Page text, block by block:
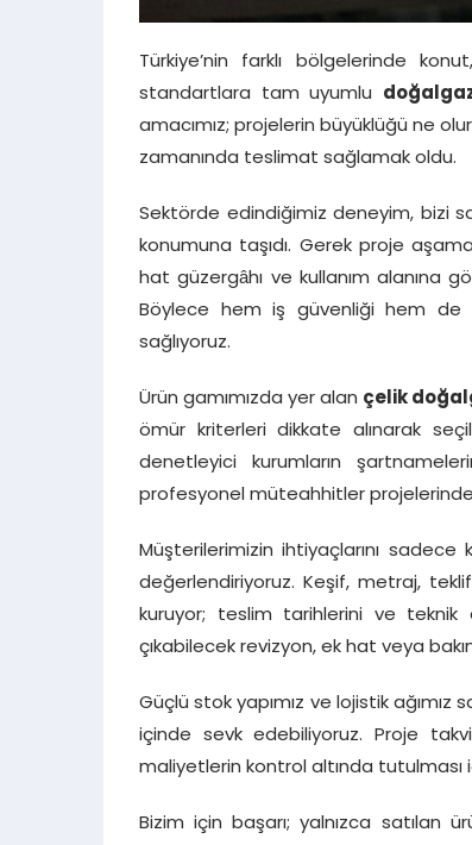
Türkiye’nin farklı bölgelerinde
standartlara tam uyumlu
amacımız; projelerin büyüklüğü ne
zamanında teslimat sağlamak oldu.
Sektörde edindiğimiz deneyim, bizi
konumuna taşıdı. Gerek proje
hat güzergâhı ve kullanım alanına
Böylece hem iş güvenliği hem de
sağlıyoruz.
Ürün gamımızda yer alan çelik
ömür kriterleri dikkate alınarak
denetleyici kurumların
profesyonel müteahhitler
Müşterilerimizin ihtiyaçlarını
değerlendiriyoruz. Keşif, metraj,
kuruyor; teslim tarihlerini ve teknik
çıkabilecek revizyon, ek hat veya
Güçlü stok yapımız ve lojistik ağımız
içinde sevk edebiliyoruz. Proje
maliyetlerin kontrol altında tutulması
Bizim için başarı; yalnızca satılan